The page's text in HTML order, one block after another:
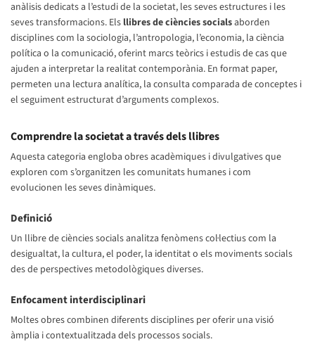
anàlisis dedicats a l’estudi de la societat, les seves estructures i les
seves transformacions. Els llibres de ciències socialsaborden
disciplines com la sociologia, l’antropologia, l’economia, la ciència
política o la comunicació, oferint marcs teòrics i estudis de cas que
ajuden a interpretar la realitat contemporània. En format paper,
permeten una lectura analítica, la consulta comparada de conceptes i
el seguiment estructurat d’arguments complexos.
Comprendre la societat a través dels llibres
Aquesta categoria engloba obres acadèmiques i divulgatives que
exploren com s’organitzen les comunitats humanes i com
evolucionen les seves dinàmiques.
Definició
Un llibre de ciències socials analitza fenòmens col·lectius com la
desigualtat, la cultura, el poder, la identitat o els moviments socials
des de perspectives metodològiques diverses.
Enfocament interdisciplinari
Moltes obres combinen diferents disciplines per oferir una visió
àmplia i contextualitzada dels processos socials.